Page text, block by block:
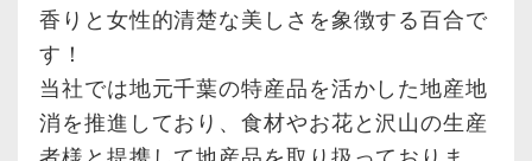
香りと女性的清楚な美しさを象徴する百合で
す！
当社では地元千葉の特産品を活かした地産地
消を推進しており、食材やお花と沢山の生産
者様と提携して地産品を取り扱っておりま